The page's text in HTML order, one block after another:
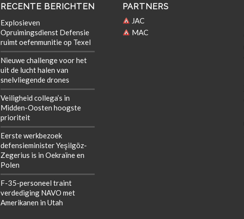
RECENTE BERICHTEN
Explosieven
Opruimingsdienst Defensie
ruimt oefenmunitie op Texel
Nieuwe challenge voor het
uit de lucht halen van
snelvliegende drones
Veiligheid collega’s in
Midden-Oosten hoogste
prioriteit
Eerste werkbezoek
defensieminister Yeşilgöz-
Zegerius is in Oekraïne en
Polen
F-35-personeel traint
verdediging NAVO met
Amerikanen in Utah
PARTNERS
JAC
MAC